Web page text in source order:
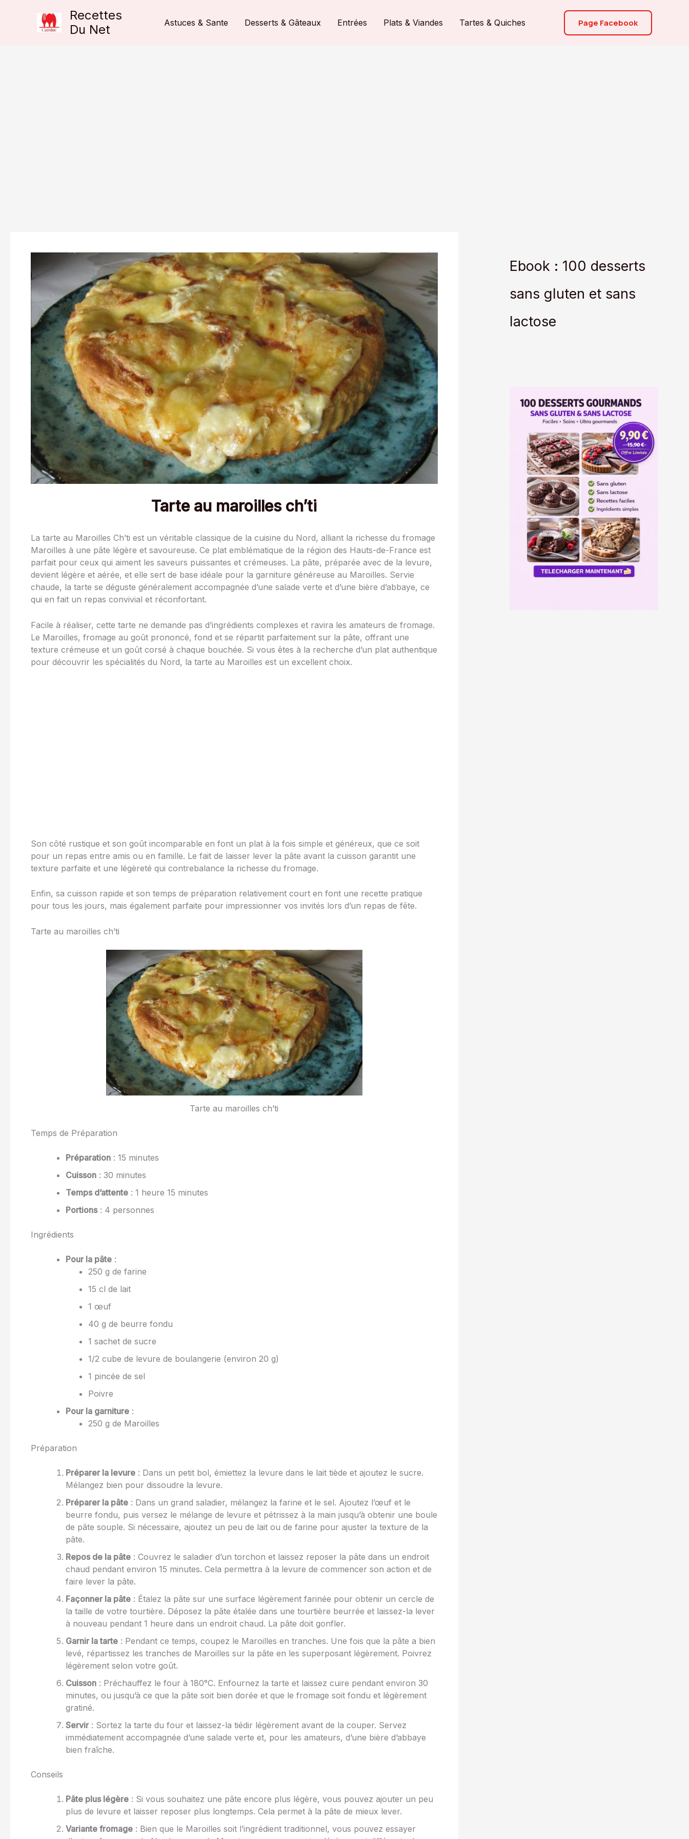
Recettes
Du Net
Astuces & Sante Desserts & Gâteaux Entrées Plats & Viandes Tartes & Quiches Page Facebook
Tarte au maroilles ch’ti
La tarte au Maroilles Ch’ti est un véritable classique de la cuisine du Nord, alliant la richesse du fromage
Maroilles à une pâte légère et savoureuse. Ce plat emblématique de la région des Hauts-de-France est
parfait pour ceux qui aiment les saveurs puissantes et crémeuses. La pâte, préparée avec de la levure,
devient légère et aérée, et elle sert de base idéale pour la garniture généreuse au Maroilles. Servie
chaude, la tarte se déguste généralement accompagnée d’une salade verte et d’une bière d’abbaye, ce
qui en fait un repas convivial et réconfortant.
Facile à réaliser, cette tarte ne demande pas d’ingrédients complexes et ravira les amateurs de fromage.
Le Maroilles, fromage au goût prononcé, fond et se répartit parfaitement sur la pâte, offrant une
texture crémeuse et un goût corsé à chaque bouchée. Si vous êtes à la recherche d’un plat authentique
pour découvrir les spécialités du Nord, la tarte au Maroilles est un excellent choix.
Son côté rustique et son goût incomparable en font un plat à la fois simple et généreux, que ce soit
pour un repas entre amis ou en famille. Le fait de laisser lever la pâte avant la cuisson garantit une
texture parfaite et une légèreté qui contrebalance la richesse du fromage.
Enfin, sa cuisson rapide et son temps de préparation relativement court en font une recette pratique
pour tous les jours, mais également parfaite pour impressionner vos invités lors d’un repas de fête.
Tarte au maroilles ch’ti
Tarte au maroilles ch’ti
Temps de Préparation
Préparation : 15 minutes
Cuisson : 30 minutes
Temps d’attente : 1 heure 15 minutes
Portions: 4 personnes
Ingrédients
Pour la pâte :
250 g de farine
15 cl de lait
1 œuf
40 g de beurre fondu
1 sachet de sucre
1/2 cube de levure de boulangerie (environ 20 g)
1 pincée de sel
Poivre
Pour la garniture :
250 g de Maroilles
Préparation
Préparer la levure : Dans un petit bol, émiettez la levure dans le lait tiède et ajoutez le sucre.
Mélangez bien pour dissoudre la levure.
Préparer la pâte : Dans un grand saladier, mélangez la farine et le sel. Ajoutez l’œuf et le
beurre fondu, puis versez le mélange de levure et pétrissez à la main jusqu’à obtenir une boule
de pâte souple. Si nécessaire, ajoutez un peu de lait ou de farine pour ajuster la texture de la
pâte.
Repos de la pâte : Couvrez le saladier d’un torchon et laissez reposer la pâte dans un endroit
chaud pendant environ 15 minutes. Cela permettra à la levure de commencer son action et de
faire lever la pâte.
Façonner la pâte : Étalez la pâte sur une surface légèrement farinée pour obtenir un cercle de
la taille de votre tourtière. Déposez la pâte étalée dans une tourtière beurrée et laissez-la lever
à nouveau pendant 1 heure dans un endroit chaud. La pâte doit gonfler.
Garnir la tarte : Pendant ce temps, coupez le Maroilles en tranches. Une fois que la pâte a bien
levé, répartissez les tranches de Maroilles sur la pâte en les superposant légèrement. Poivrez
légèrement selon votre goût.
Cuisson : Préchauffez le four à 180°C. Enfournez la tarte et laissez cuire pendant environ 30
minutes, ou jusqu’à ce que la pâte soit bien dorée et que le fromage soit fondu et légèrement
gratiné.
Servir : Sortez la tarte du four et laissez-la tiédir légèrement avant de la couper. Servez
immédiatement accompagnée d’une salade verte et, pour les amateurs, d’une bière d’abbaye
bien fraîche.
Conseils
Pâte plus légère : Si vous souhaitez une pâte encore plus légère, vous pouvez ajouter un peu
plus de levure et laisser reposer plus longtemps. Cela permet à la pâte de mieux lever.
Variante fromage : Bien que le Maroilles soit l’ingrédient traditionnel, vous pouvez essayer
Ebook : 100 desserts
sans gluten et sans
lactose